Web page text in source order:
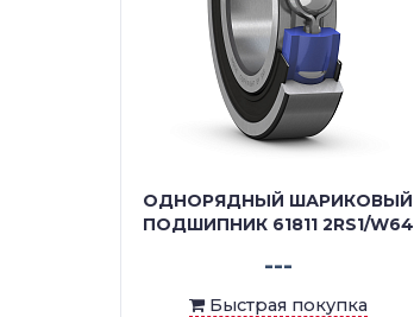
ОДНОРЯДНЫЙ ШАРИКОВЫЙ
ПОДШИПНИК 61811 2RS1/W64
---
Быстрая покупка